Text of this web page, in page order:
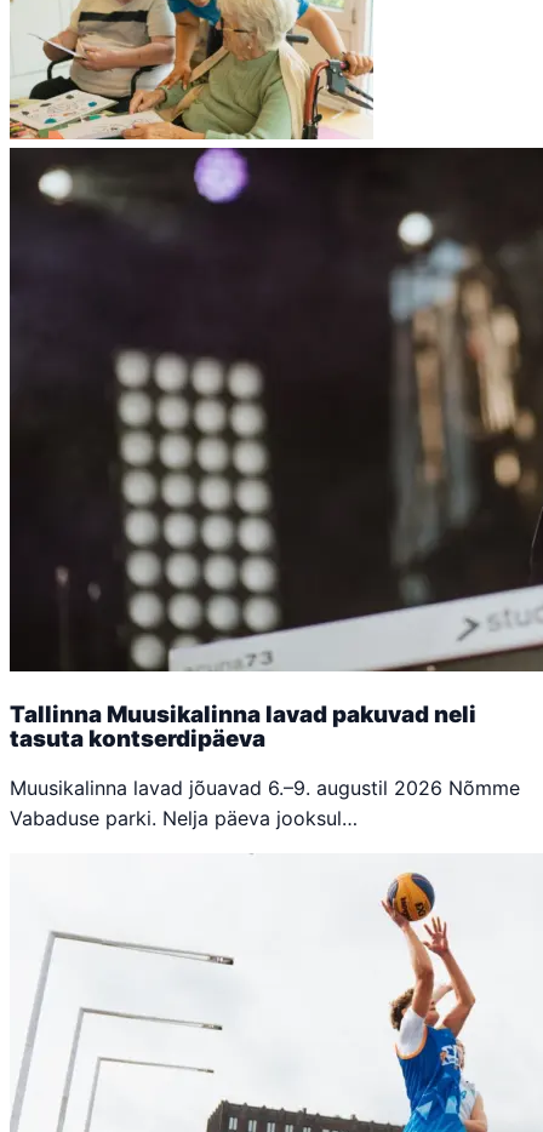
Tallinna Muusikalinna lavad pakuvad neli
tasuta kontserdipäeva
Muusikalinna lavad jõuavad 6.–9. augustil 2026 Nõmme
Vabaduse parki. Nelja päeva jooksul…